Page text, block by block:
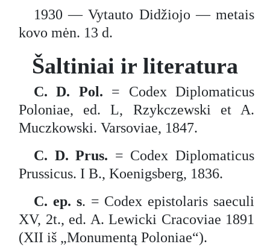
1930 — Vytauto Didžiojo — metais
kovo mėn. 13 d.
Šaltiniai ir literatura
C. D. Pol. = Codex Diplomaticus
Poloniae, ed. L, Rzykczewski et A.
Muczkowski. Varsoviae, 1847.
C. D. Prus. = Codex Diplomaticus
Prussicus. I B., Koenigsberg, 1836.
C. ep. s. = Codex epistolaris saeculi
XV, 2t., ed. A. Lewicki Cracoviae 1891
(XII iš „Monumentą Poloniae“).